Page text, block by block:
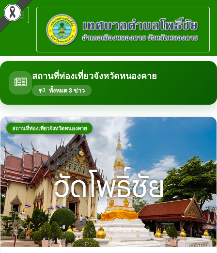
Toggle
navigation
สถานที่ท่องเที่ยวจังหวัดหนองคาย
ทั้งหมด 3 ข่าว
สถานที่ท่องเที่ยวจังหวัดหนองคาย